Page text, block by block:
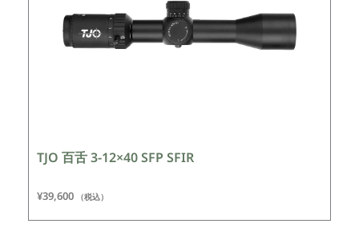
TJO 百舌 3-12×40 SFP SFIR
¥39,600 （税込）